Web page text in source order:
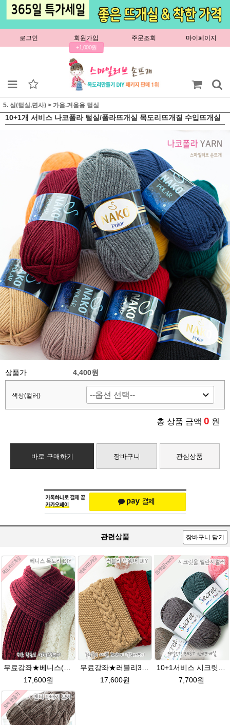
로그인 회원가입
+1,000원
주문조회 마이페이지
5. 실(털실,면사) > 가을.겨울용 털실
10+1개 서비스 나코폴라 털실/폴라뜨개실 목도리뜨개질 수입뜨개실
상품가 4,400원
색상(컬러)
총 상품 금액 0 원
바로 구매하기 장바구니 관심상품
관련상품 장바구니 담기
무료강좌★베니스(나코폴라) 목도리DIY패키지(줄바늘포함)
17,600원
무료강좌★러블리38넥워머★나코폴라 꽈배기넥워머뜨기 뜨개질
17,600원
10+1서비스 시크릿울(Secret Wool)뜨개실 제일모직 뜨개질 바라클라바뜨기 털실
7,700원